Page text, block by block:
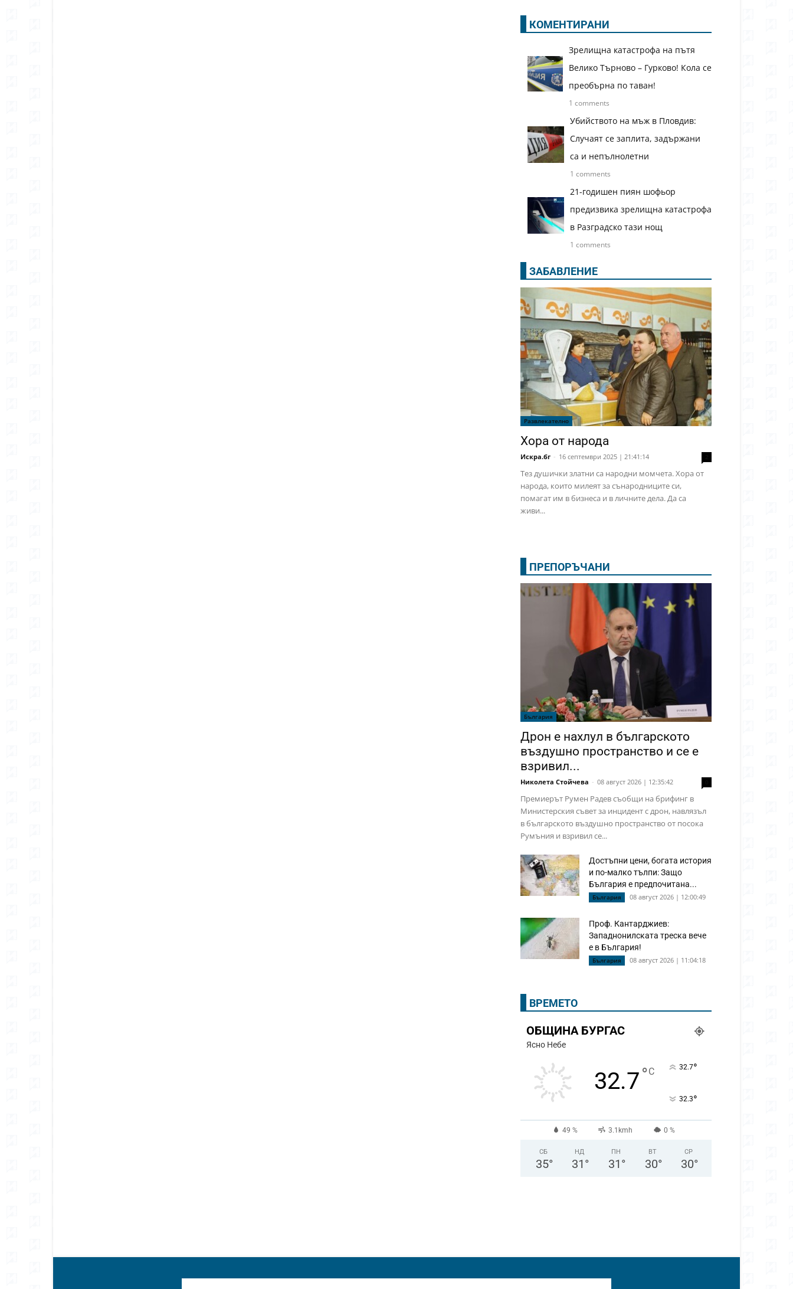
КОМЕНТИРАНИ
Зрелищна катастрофа на пътя
Велико Търново – Гурково! Кола се
преобърна по таван!
1 comments
Убийството на мъж в Пловдив:
Случаят се заплита, задържани
са и непълнолетни
1 comments
21-годишен пиян шофьор
предизвика зрелищна катастрофа
в Разградско тази нощ
1 comments
ЗАБАВЛЕНИЕ
Развлекателно
Хора от народа
Искра.бг - 16 септември 2025 | 21:41:14
Тез душички златни са народни момчета. Хора от
народа, които милеят за сънародниците си,
помагат им в бизнеса и в личните дела. Да са
живи...
ПРЕПОРЪЧАНИ
България
Дрон е нахлул в българското
въздушно пространство и се е
взривил...
Николета Стойчева - 08 август 2026 | 12:35:42
Премиерът Румен Радев съобщи на брифинг в
Министерския съвет за инцидент с дрон, навлязъл
в българското въздушно пространство от посока
Румъния и взривил се...
Достъпни цени, богата история
и по-малко тълпи: Защо
България е предпочитана...
България 08 август 2026 | 12:00:49
Проф. Кантарджиев:
Западнонилската треска вече
е в България!
България 08 август 2026 | 11:04:18
ВРЕМЕТО
ОБЩИНА БУРГАС
Ясно Небе
32.7°C 32.7°
32.3°
49 % 3.1kmh 0 %
СБ
35°
НД
31 °
ПН
31 °
ВТ
30°
СР
30°